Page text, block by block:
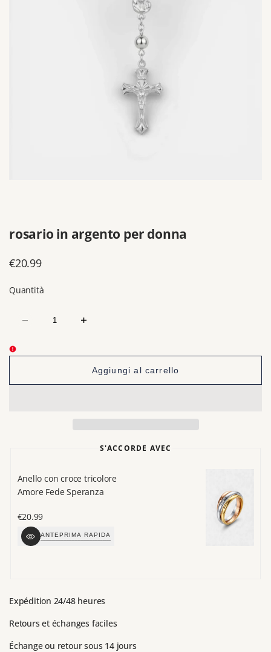
rosario in argento per donna
Prezzo
vendita
€20.99
Quantità
Diminuisci
Aumenta
argento
Aggiungi al carrello
S'ACCORDE AVEC
Anello con croce tricolore
Amore Fede Speranza
Prezzo
di
vendita
€20.99
ANTEPRIMA RAPIDA
Expédition 24/48 heures
Retours et échanges faciles
Échange ou retour sous 14 jours